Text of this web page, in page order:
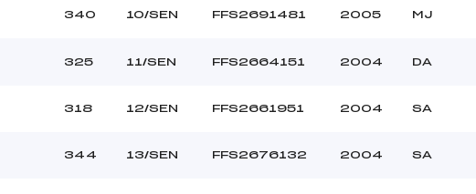
340 10/SEN FFS2691481 2005 MJ
325 11/SEN FFS2664151 2004 DA
318 12/SEN FFS2661951 2004 SA
344 13/SEN FFS2676132 2004 SA